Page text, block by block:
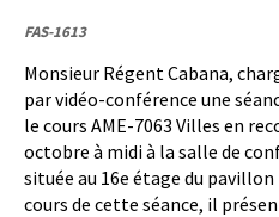
FAS-1613
Monsieur Régent Cabana,
par vidéo-conférence une
le cours AME-7063 Villes en
octobre à midi à la salle de
située au 16e étage du
cours de cette séance, il